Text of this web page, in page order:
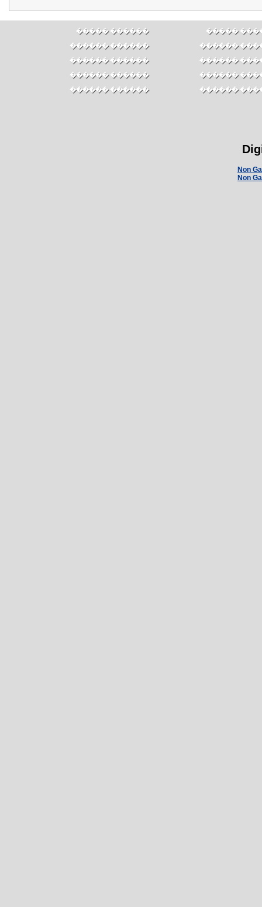
������ �����
������ ������
������ ������
������ ������
������ ������
������
������
������
������
������
Non
Non